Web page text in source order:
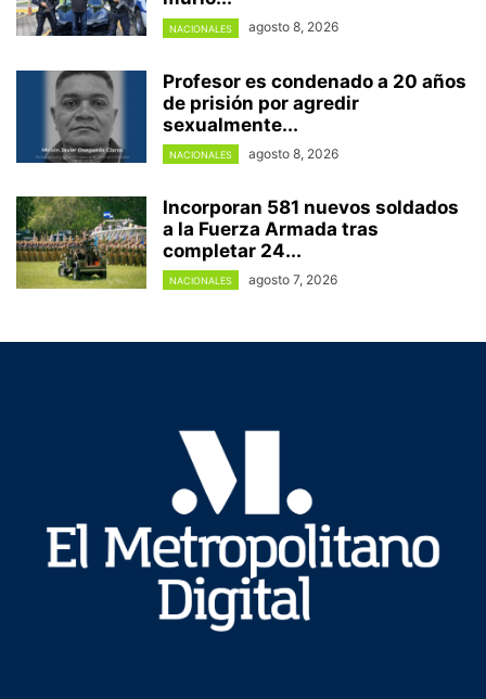
NACIONALES agosto 8, 2026
Profesor es condenado a 20 años
de prisión por agredir
sexualmente...
NACIONALES agosto 8, 2026
Incorporan 581 nuevos soldados
a la Fuerza Armada tras
completar 24...
NACIONALES agosto 7, 2026